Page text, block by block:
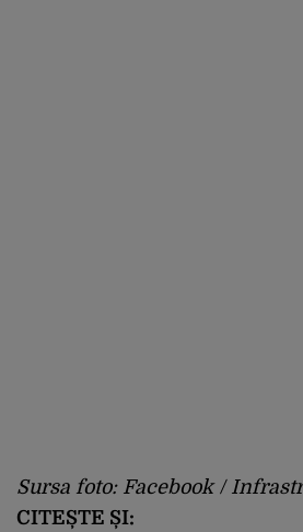
Sursa foto: Facebook /
CITEȘTE ȘI: